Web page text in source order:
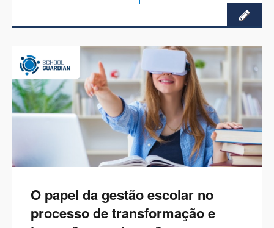
O papel da gestão escolar no
processo de transformação e